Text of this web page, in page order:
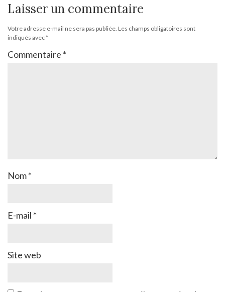
Laisser un commentaire
Votre adresse e-mail ne sera pas publiée. Les champs obligatoires sont
indiqués avec*
Commentaire *
Nom*
E-mail *
Site web